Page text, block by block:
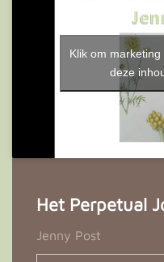
Klik om
deze
Het Perpetual
Jenny Post